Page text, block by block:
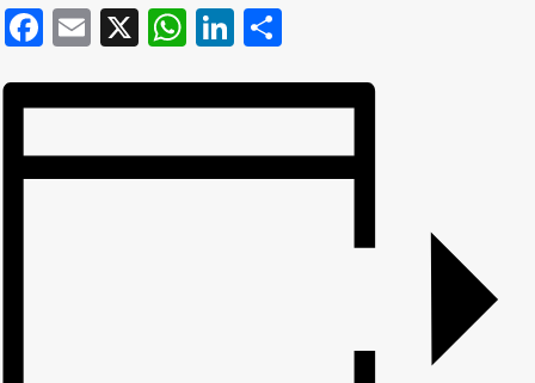
Facebook
Email
X WhatsApp
LinkedIn